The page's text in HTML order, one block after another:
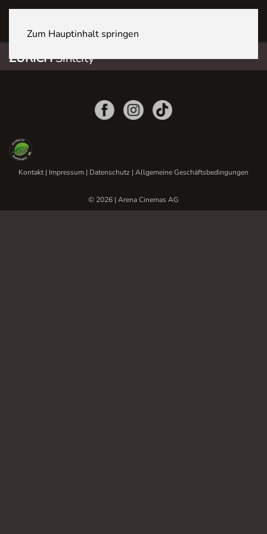
Zum Hauptinhalt springen
ZÜRICHSihlcity
Kontakt| Impressum | Datenschutz | Allgemeine Geschäftsbedingungen
© 2026 | Arena Cinemas AG